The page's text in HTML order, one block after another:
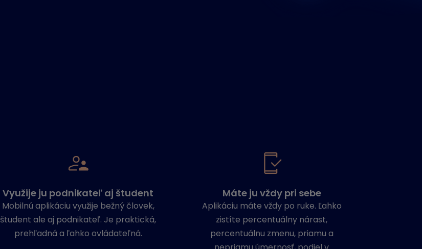
Využije ju podnikateľ aj študent
Mobilnú aplikáciu využije bežný človek,
študent ale aj podnikateľ. Je praktická,
prehľadná a ľahko ovládateľná.
Máte ju vždy pri sebe
Aplikáciu máte vždy po ruke. Ľahko
zistíte percentuálny nárast,
percentuálnu zmenu, priamu a